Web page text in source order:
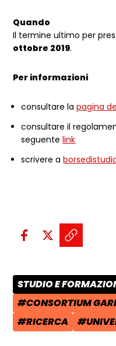
Quando
Il termine ultimo per
ottobre 2019.
Per informazioni
consultare lapagina
consultare il
seguentelink
scrivere a
Condividi sui social:
Condividi su
Condividi
Copia
CATEGORIA POST:
STUDIO E
TAG:
#CONSORTIUM
TAG:
#RICERCA TAG: